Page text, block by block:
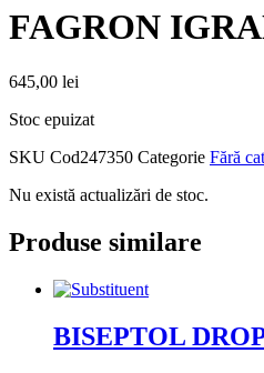
FAGRON
645,00 lei
Stoc epuizat
SKU Cod247350 Categorie Fără
Nu există actualizări de stoc.
Produse similare
BISEPTOL